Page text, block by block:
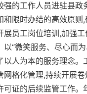
强的工作人员进驻县
和限时办结的高效原则
展员工岗位培训,加强
以“微笑服务、尽心而
以人为本的服务理念
网格化管理,持续开展
可证的后续监管工作